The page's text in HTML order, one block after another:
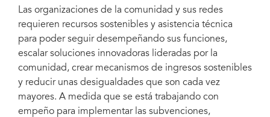
Las organizaciones de la comunidad y sus redes
requieren recursos sostenibles y asistencia técnica
para poder seguir desempeñando sus funciones,
escalar soluciones innovadoras lideradas por la
comunidad, crear mecanismos de ingresos sostenibles
y reducir unas desigualdades que son cada vez
mayores. A medida que se está trabajando con
empeño para implementar las subvenciones,